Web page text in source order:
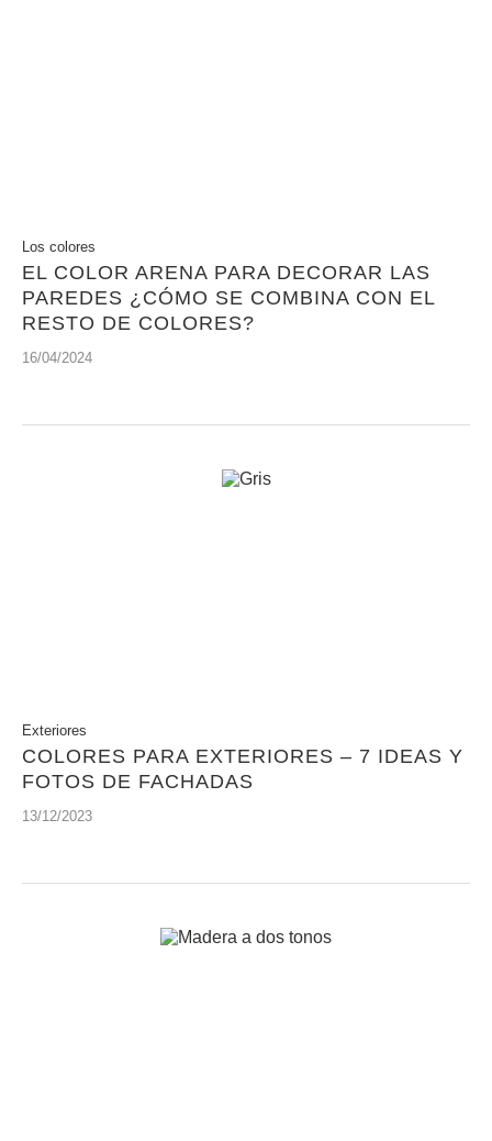
Los colores
EL COLOR ARENA PARA DECORAR LAS
PAREDES ¿CÓMO SE COMBINA CON EL
RESTO DE COLORES?
16/04/2024
Exteriores
COLORES PARA EXTERIORES – 7 IDEAS Y
FOTOS DE FACHADAS
13/12/2023